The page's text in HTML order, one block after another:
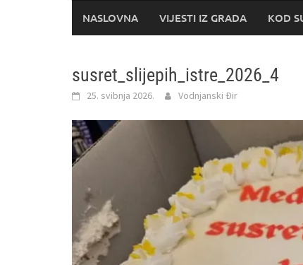
NASLOVNA VIJESTI IZ GRADA KOD
susret_slijepih_istre_2026_4
25. svibnja 2026. Vodnjanski Đir